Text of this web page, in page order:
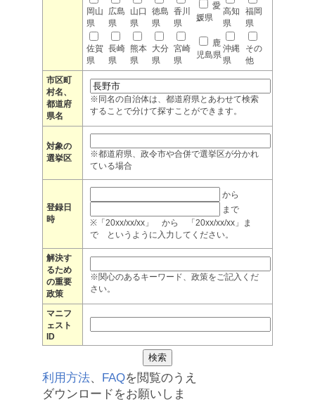
岡山
県
広島
県
山口
県
徳島
県
香川
県
愛
媛県
高知
県
福岡
県
佐賀
県
長崎
県
熊本
県
大分
県
宮崎
県
鹿
児島県
沖縄
県
その
他
市区町
村名、
都道府
県名
※同名の自治体は、都道府県とあわせて検索
することで分けて探すことができます。
対象の
選挙区
※都道府県、政令市や合併で選挙区が分かれ
ている場合
登録日
時
から
まで
※「20xx/xx/xx」 から 「20xx/xx/xx」ま
で というように入力してください。
解決す
るため
の重要
政策
※関心のあるキーワード、政策をご記入くだ
さい。
マニフ
ェスト
ID
利用方法、 FAQを閲覧のうえ
ダウンロードをお願いしま